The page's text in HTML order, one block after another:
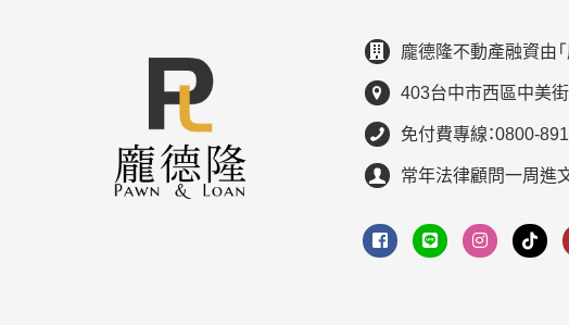
龐德隆不動產融資由
403台中市西區中美
免付費專線：0800-
常年法律顧問一周進